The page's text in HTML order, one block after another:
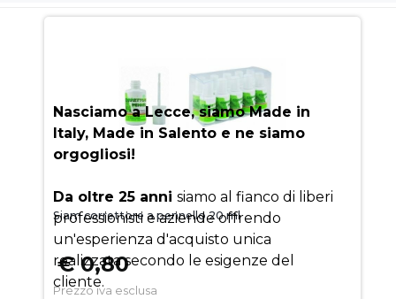
Siam correttore a pennello 20 ml
€ 0,80
Prezzo iva esclusa
SUCCESSO
Nasciamo a Lecce, siamo Made in
Italy, Made in Salento e ne siamo
orgogliosi!
Da oltre 25 anni siamo al fianco di liberi
professionisti e aziende offrendo
un'esperienza d'acquisto unica
realizzata secondo le esigenze del
cliente.